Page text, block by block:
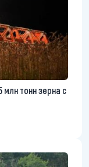
млн тонн зерна с